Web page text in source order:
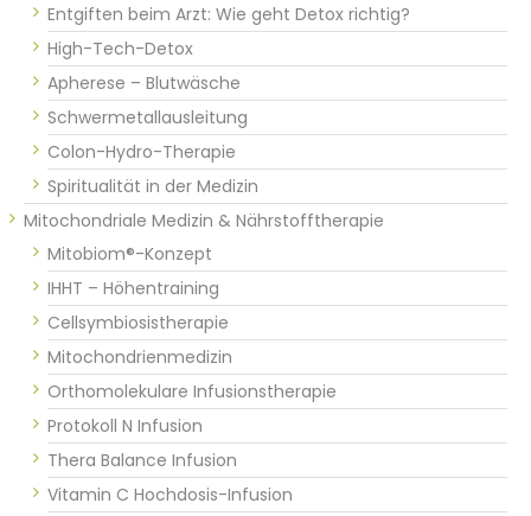
Entgiften beim Arzt: Wie geht Detox richtig?
High-Tech-Detox
Apherese – Blutwäsche
Schwermetallausleitung
Colon-Hydro-Therapie
Spiritualität in der Medizin
Mitochondriale Medizin & Nährstofftherapie
Mitobiom®-Konzept
IHHT – Höhentraining
Cellsymbiosistherapie
Mitochondrienmedizin
Orthomolekulare Infusionstherapie
Protokoll N Infusion
Thera Balance Infusion
Vitamin C Hochdosis-Infusion